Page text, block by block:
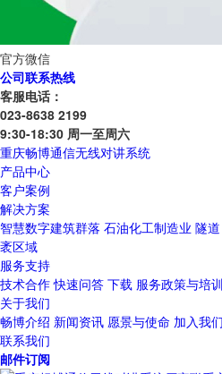
官方微信
公司联系热线
客服电话：
023-8638 2199
9:30-18:30 周一至周六
重庆畅博通信无线对讲系统
产品中心
客户案例
解决方案
智慧数字建筑群落 石油化工制造业 隧道
袤区域
服务支持
技术合作 快速问答 下载 服务政策与培训
关于我们
畅博介绍 新闻资讯 愿景与使命 加入我们
联系我们
邮件订阅